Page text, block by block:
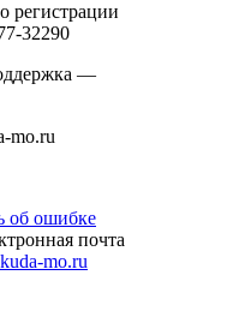
регистрации
32290
—
mo.ru
об ошибке
почта
mo.ru